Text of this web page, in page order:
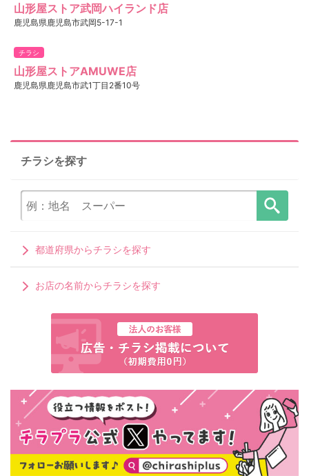
山形屋ストア武岡ハイランド店
鹿児島県鹿児島市武岡5-17-1
チラシ
山形屋ストアAMUWE店
鹿児島県鹿児島市武1丁目2番10号
チラシを探す
都道府県からチラシを探す
お店の名前からチラシを探す